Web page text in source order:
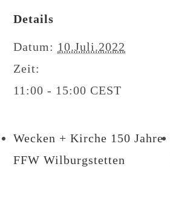
Details
Datum: 10.Juli.2022
Zeit:
11:00 - 15:00CEST
Wecken + Kirche 150 Jahre
FFW Wilburgstetten